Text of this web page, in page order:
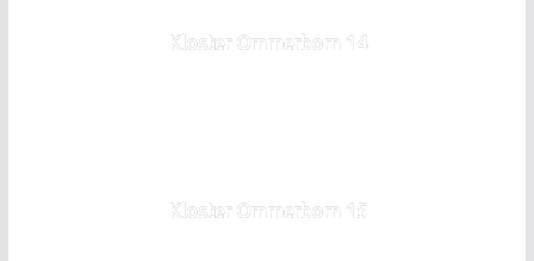
Kloster Ommerborn 14
Kloster Ommerborn 15